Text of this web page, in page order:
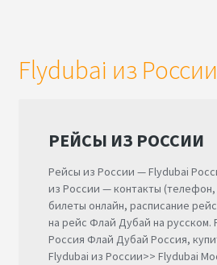
Flydubai из России